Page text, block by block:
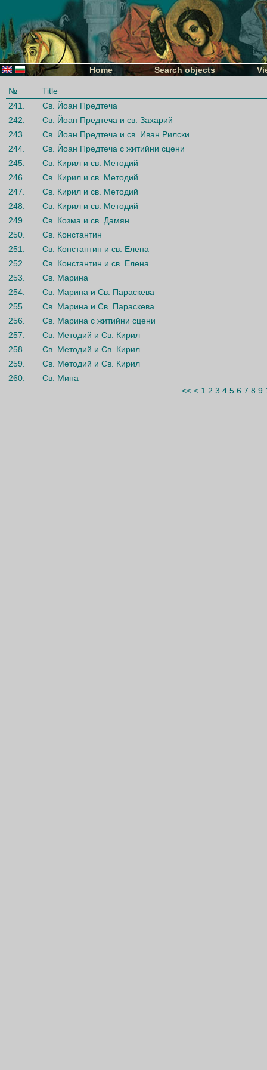
Home Search objects
№
Title
241.
Св. Йоан Предтеча
242.
Св. Йоан Предтеча и св. Захарий
243.
Св. Йоан Предтеча и св. Иван Рилски
244.
Св. Йоан Предтеча с житийни сцени
245.
Св. Кирил и св. Методий
246.
Св. Кирил и св. Методий
247.
Св. Кирил и св. Методий
248.
Св. Кирил и св. Методий
249.
Св. Козма и св. Дамян
250.
Св. Константин
251.
Св. Константин и св. Елена
252.
Св. Константин и св. Елена
253.
Св. Марина
254.
Св. Марина и Св. Параскева
255.
Св. Марина и Св. Параскева
256.
Св. Марина с житийни сцени
257.
Св. Методий и Св. Кирил
258.
Св. Методий и Св. Кирил
259.
Св. Методий и Св. Кирил
260.
Св. Мина
<< < 1 2 3 4 5 6 7 8 9